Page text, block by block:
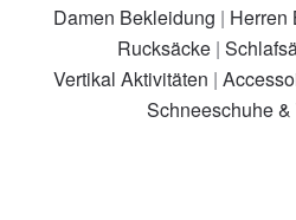
Damen Bekleidung | Herren
Rucksäcke|
Vertikal Aktivitäten |
Schneeschuhe